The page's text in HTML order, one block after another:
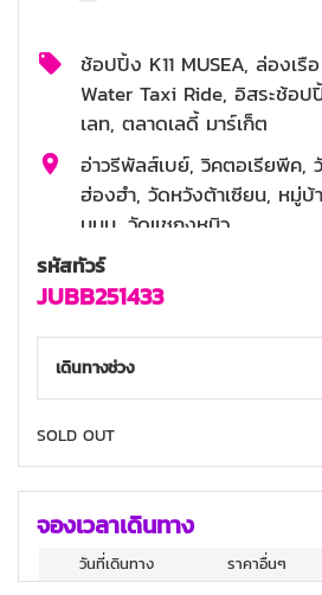
ช้อปปิ้ง K11 MUSEA, ล่องเรื
Water Taxi Ride, อิสระช้อป
เลท, ตลาดเลดี้ มาร์เก็ต
อ่าวรีพัลส์เบย์, วิคตอเรียพีค,
ฮ่องฮำ, วัดหวังต้าเซียน, หมู่บ้
นมุน, วัดแชกงหมิว
ติ่มซ่ำ, ลียุนมุน
4 ดาว
รหัสทัวร์
JUBB251433
เดินทางช่วง
SOLD OUT
จองเวลาเดินทาง
วันที่เดินทาง ราคาอื่นๆ